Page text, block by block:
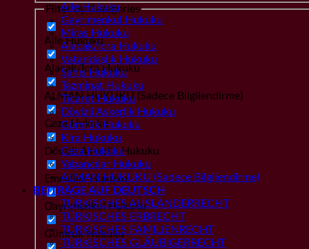
Filter by Categories
Aile Hukuku
Alacak/İcra Hukuku
ALMAN HUKUKU (Sadece Bilgilendirme)
Ceza Hukuku
Dövizli Askerlik Hukuku
Emeklilik Hukuku
Gayrımenkul Hukuku
Gümrük Hukuku
Aile Hukuku
Gayrımenkul Hukuku
Miras Hukuku
Alacak/İcra Hukuku
Vatandaşlık Hukuku
Şahıs Hukuku
Tazminat Hukuku
Ticaret Hukuku
Dövizli Askerlik Hukuku
Gümrük Hukuku
Kira Hukuku
Ceza Hukuku
Yabancılar Hukuku
ALMAN HUKUKU (Sadece Bilgilendirme)
BEITRÄGE AUF DEUTSCH
TÜRKISCHES AUSLÄNDERRECHT
TÜRKISCHES ERBRECHT
TÜRKISCHES FAMILIENRECHT
TÜRKISCHES GLÄUBIGERRECHT